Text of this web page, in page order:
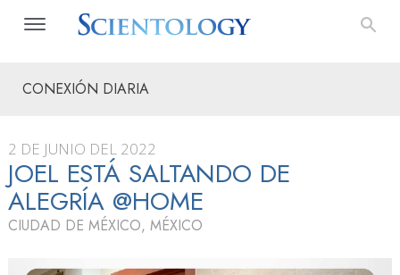
CONEXIÓN DIARIA
2 DE JUNIO DEL 2022
JOEL ESTÁ SALTANDO DE
ALEGRÍA @HOME
CIUDAD DE MÉXICO, MÉXICO